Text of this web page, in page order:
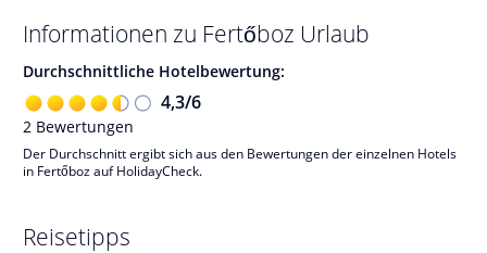
Informationen zu Fertőboz Urlaub
Durchschnittliche Hotelbewertung:
4,3/6
2 Bewertungen
Der Durchschnitt ergibt sich aus den Bewertungen der einzelnen Hotels
in Fertőboz auf HolidayCheck.
Reisetipps